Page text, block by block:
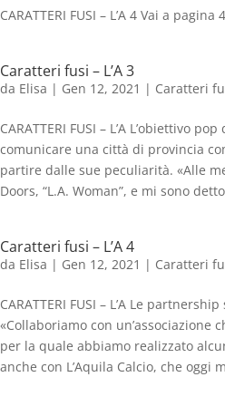
CARATTERI FUSI – L’A 4 Vai a
Caratteri fusi – L’A 3
da Elisa | Gen 12, 2021 | Caratteri
CARATTERI FUSI – L’A L’obiettivo
comunicare una città di provincia
partire dalle sue peculiarità. «Alle
Doors, “L.A. Woman”, e mi sono
Caratteri fusi – L’A 4
da Elisa | Gen 12, 2021 | Caratteri
CARATTERI FUSI – L’A Le
«Collaboriamo con un’associazione
per la quale abbiamo realizzato
anche con L’Aquila Calcio, che oggi